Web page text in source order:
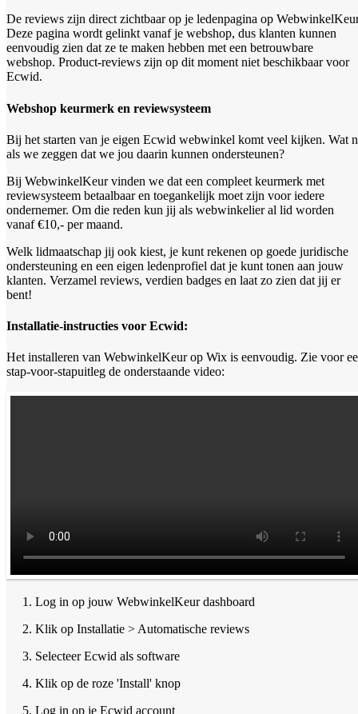
De reviews zijn direct zichtbaar op je ledenpagina op
Deze pagina wordt gelinkt vanaf je webshop, dus klanten kunnen
eenvoudig zien dat ze te maken hebben met een betrouwbare
webshop. Product-reviews zijn op dit moment niet beschikbaar voor
Ecwid.
Webshop keurmerk en reviewsysteem
Bij het starten van je eigen Ecwid webwinkel komt veel kijken. Wat
als we zeggen dat we jou daarin kunnen ondersteunen?
Bij WebwinkelKeur vinden we dat een compleet keurmerk met
reviewsysteem betaalbaar en toegankelijk moet zijn voor iedere
ondernemer. Om die reden kun jij als webwinkelier al lid worden
vanaf €10,- per maand.
Welk lidmaatschap jij ook kiest, je kunt rekenen op goede juridische
ondersteuning en een eigen ledenprofiel dat je kunt tonen aan jouw
klanten. Verzamel reviews, verdien badges en laat zo zien dat jij er
bent!
Installatie-instructies voor Ecwid:
Het installeren van WebwinkelKeur op Wix is eenvoudig. Zie voor
stap-voor-stapuitleg de onderstaande video:
1. Log in op jouw WebwinkelKeur dashboard
2. Klik op Installatie > Automatische reviews
3. Selecteer Ecwid als software
4. Klik op de roze 'Install' knop
5. Log in op je Ecwid account